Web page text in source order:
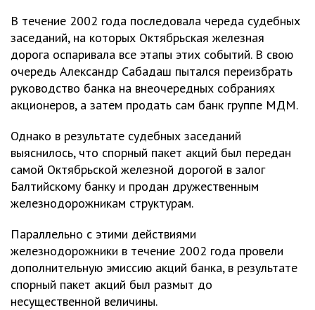
В течение 2002 года последовала череда судебных
заседаний, на которых Октябрьская железная
дорога оспаривала все этапы этих событий. В свою
очередь Александр Сабадаш пытался переизбрать
руководство банка на внеочередных собраниях
акционеров, а затем продать сам банк группе МДМ.
Однако в результате судебных заседаний
выяснилось, что спорный пакет акций был передан
самой Октябрьской железной дорогой в залог
Балтийскому банку и продан дружественным
железнодорожникам структурам.
Параллельно с этими действиями
железнодорожники в течение 2002 года провели
дополнительную эмиссию акций банка, в результате
спорный пакет акций был размыт до
несущественной величины.